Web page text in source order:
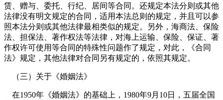
赁、赠与、委托、行纪、居间等合同。还规定本法分则或其他
法律没有明文规定的合同，适用本法总则的规定，并且可以参
照本法分则或其他法律最相类似的规定。另外，海商法、保险
法、担保法、著作权法等法律，对海上运输、保险、保证、著
作权许可使用等合同的特殊性问题作了规定，对此，《合同
法》规定，其他法律对合同另有规定的，依照其规定。
（三）关于《婚姻法》
在1950年《婚姻法》的基础上， 1980年9月 10日
，五届全国